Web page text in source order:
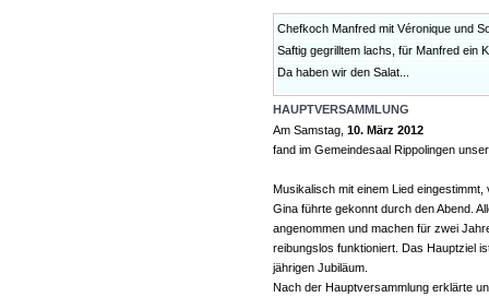
Chefkoch Manfred mit Véronique und
Saftig gegrilltem lachs, für Manfred ein
Da haben wir den Salat...
HAUPTVERSAMMLUNG
Am Samstag, 10. März 2012
fand im Gemeindesaal Rippolingen
Musikalisch mit einem Lied
Gina führte gekonnt durch den Abend.
angenommen und machen für zwei
reibungslos funktioniert. Das Hauptziel
jährigen Jubiläum.
Nach der Hauptversammlung erklärte